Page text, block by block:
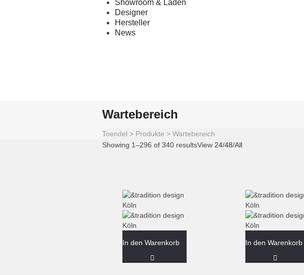
Showroom & Laden
Designer
Hersteller
News
Wartebereich
Toendel > Produkte > Wartebereich
Showing 1–296 of 340 resultsView 24/48/All
In den Warenkorb In den Warenkorb